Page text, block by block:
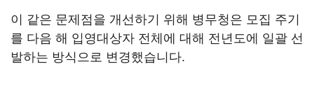
이 같은 문제점을 개선하기 위해 병무청은 모집 주기
를 다음 해 입영대상자 전체에 대해 전년도에 일괄 선
발하는 방식으로 변경했습니다.